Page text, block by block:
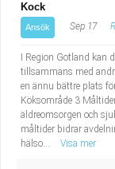
Kock
Ansök Sep 17
I Region Gotland kan
tillsammans med
en ännu bättre plats
Köksområde 3
äldreomsorgen och
måltider bidrar
hälso...
Visa mer